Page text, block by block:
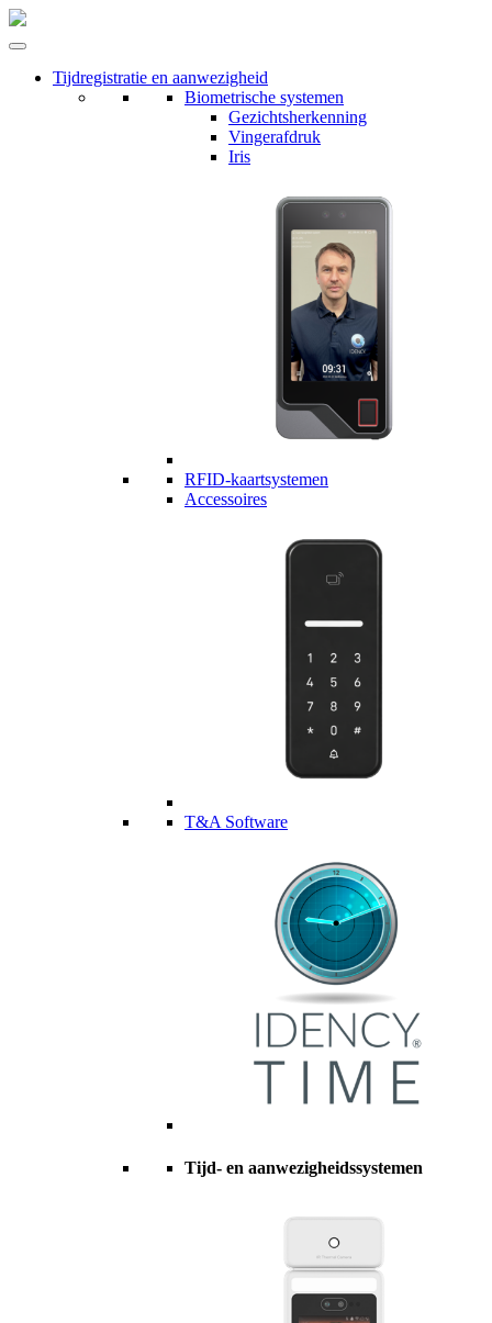
Tijdregistratie en aanwezigheid
Biometrische systemen
Gezichtsherkenning
Vingerafdruk
Iris
RFID-kaartsystemen
Accessoires
T&A Software
Tijd- en aanwezigheidssystemen